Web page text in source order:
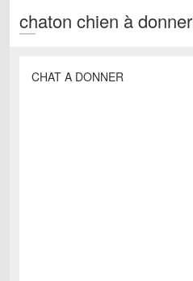
chaton chien à donner
CHAT A DONNER